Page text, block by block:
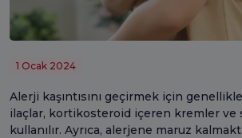
1 Ocak 2024
Alerji kaşıntısını geçirmek için
ilaçlar, kortikosteroid içeren kremler
kullanılır. Ayrıca, alerjene maruz